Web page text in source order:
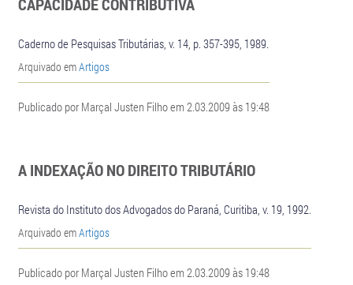
Caderno de Pesquisas Tributárias, v. 14, p. 357-395, 1989.
Arquivado emArtigos
Publicado por Marçal Justen Filho em 2.03.2009 às 19:48
A INDEXAÇÃO NO DIREITO TRIBUTÁRIO
Revista do Instituto dos Advogados do Paraná, Curitiba, v. 19, 1992.
Arquivado emArtigos
Publicado por Marçal Justen Filho em 2.03.2009 às 19:48